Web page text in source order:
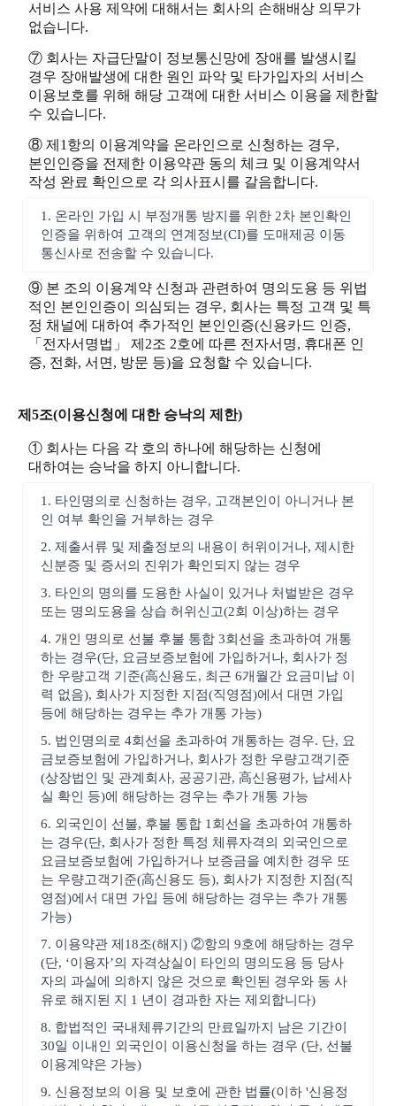
서비스 사용 제약에 대해서는 회사의 손해배상 의무가
없습니다.
⑦ 회사는 자급단말이 정보통신망에 장애를 발생시킬
경우 장애발생에 대한 원인 파악 및 타가입자의 서비스
이용보호를 위해 해당 고객에 대한 서비스 이용을 제한할
수 있습니다.
⑧ 제1항의 이용계약을 온라인으로 신청하는 경우,
본인인증을 전제한 이용약관 동의 체크 및 이용계약서
작성 완료 확인으로 각 의사표시를 갈음합니다.
1. 온라인 가입 시 부정개통 방지를 위한 2차 본인확인
인증을 위하여 고객의 연계정보(CI)를 도매제공 이동
통신사로 전송할 수 있습니다.
⑨ 본 조의 이용계약 신청과 관련하여 명의도용 등 위법
적인 본인인증이 의심되는 경우, 회사는 특정 고객 및 특
정 채널에 대하여 추가적인 본인인증(신용카드 인증,
「전자서명법」 제2조 2호에 따른 전자서명, 휴대폰 인
증, 전화, 서면, 방문 등)을 요청할 수 있습니다.
제5조(이용신청에 대한 승낙의 제한)
① 회사는 다음 각 호의 하나에 해당하는 신청에
대하여는 승낙을 하지 아니합니다.
1. 타인명의로 신청하는 경우, 고객본인이 아니거나 본
인 여부 확인을 거부하는 경우
2. 제출서류 및 제출정보의 내용이 허위이거나, 제시한
신분증 및 증서의 진위가 확인되지 않는 경우
3. 타인의 명의를 도용한 사실이 있거나 처벌받은 경우
또는 명의도용을 상습 허위신고(2회 이상)하는 경우
4. 개인 명의로 선불 후불 통합 3회선을 초과하여 개통
하는 경우(단, 요금보증보험에 가입하거나, 회사가 정
한 우량고객 기준(高신용도, 최근 6개월간 요금미납 이
력 없음), 회사가 지정한 지점(직영점)에서 대면 가입
등에 해당하는 경우는 추가 개통 가능)
5. 법인명의로 4회선을 초과하여 개통하는 경우. 단, 요
금보증보험에 가입하거나, 회사가 정한 우량고객기준
(상장법인 및 관계회사, 공공기관, 高신용평가, 납세사
실 확인 등)에 해당하는 경우는 추가 개통 가능
6. 외국인이 선불, 후불 통합 1회선을 초과하여 개통하
는 경우(단, 회사가 정한 특정 체류자격의 외국인으로
요금보증보험에 가입하거나 보증금을 예치한 경우 또
는 우량고객기준(高신용도 등), 회사가 지정한 지점(직
영점)에서 대면 가입 등에 해당하는 경우는 추가 개통
가능)
7. 이용약관 제18조(해지) ②항의 9호에 해당하는 경우
(단, ‘이용자’의 자격상실이 타인의 명의도용 등 당사
자의 과실에 의하지 않은 것으로 확인된 경우와 동 사
유로 해지된 지 1 년이 경과한 자는 제외합니다)
8. 합법적인 국내체류기간의 만료일까지 남은 기간이
30일 이내인 외국인이 이용신청을 하는 경우 (단, 선불
이용계약은 가능)
9. 신용정보의 이용 및 보호에 관한 법률(이하 '신용정